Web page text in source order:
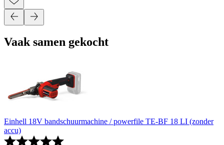
Vaak samen gekocht
Einhell 18V bandschuurmachine / powerfile TE-BF 18 LI (zonder
accu)